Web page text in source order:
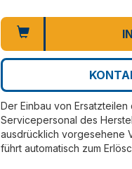
Der Einbau von
Servicepersonal des
ausdrücklich vorgesehene
führt automatisch zum